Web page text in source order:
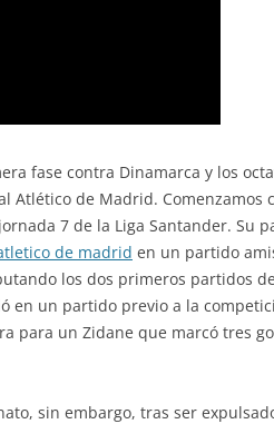
fase contra Dinamarca y los
Atlético de Madrid. Comenzamos
7 de la Liga Santander. Su
de madrid en un partido
los dos primeros partidos
en un partido previo a la
para un Zidane que marcó tres
sin embargo, tras ser